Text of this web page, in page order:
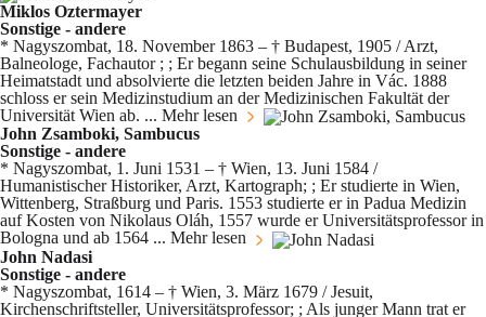
Miklos Oztermayer
Sonstige - andere
* Nagyszombat, 18. November 1863 – † Budapest, 1905 / Arzt,
Balneologe, Fachautor ; ; Er begann seine Schulausbildung in seiner
Heimatstadt und absolvierte die letzten beiden Jahre in Vác. 1888
schloss er sein Medizinstudium an der Medizinischen Fakultät der
Universität Wien ab. ... Mehr lesen
John Zsamboki, Sambucus
Sonstige - andere
* Nagyszombat, 1. Juni 1531 – † Wien, 13. Juni 1584 /
Humanistischer Historiker, Arzt, Kartograph; ; Er studierte in Wien,
Wittenberg, Straßburg und Paris. 1553 studierte er in Padua Medizin
auf Kosten von Nikolaus Oláh, 1557 wurde er Universitätsprofessor in
Bologna und ab 1564 ... Mehr lesen
John Nadasi
Sonstige - andere
* Nagyszombat, 1614 – † Wien, 3. März 1679 / Jesuit,
Kirchenschriftsteller, Universitätsprofessor; ; Als junger Mann trat er